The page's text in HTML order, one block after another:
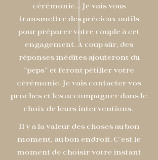
cérémonie... Je vais vous
transmettre des précieux outils
pour préparer votre couple à cet
engagement. A coup sûr, des
réponses inédites ajouteront du
"peps" et feront pétiller votre
cérémonie. Je vais contacter vos
proches et les accompagner dans le
choix de leurs interventions.
Il y a la valeur des choses au bon
moment, au bon endroit. C'est le
moment de choisir votre instant